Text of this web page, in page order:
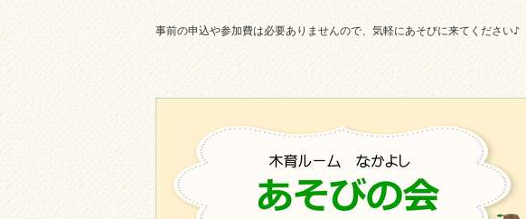
事前の申込や参加費は必要ありませんので、気軽にあそびに来てください♪